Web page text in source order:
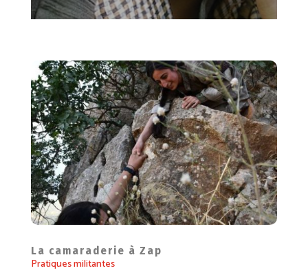
La camaraderie à Zap
Pratiques militantes